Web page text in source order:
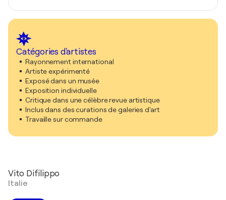
Catégories d'artistes
Rayonnement international
Artiste expérimenté
Exposé dans un musée
Exposition individuelle
Critique dans une célèbre revue artistique
Inclus dans des curations de galeries d'art
Travaille sur commande
Vito Difilippo
Italie